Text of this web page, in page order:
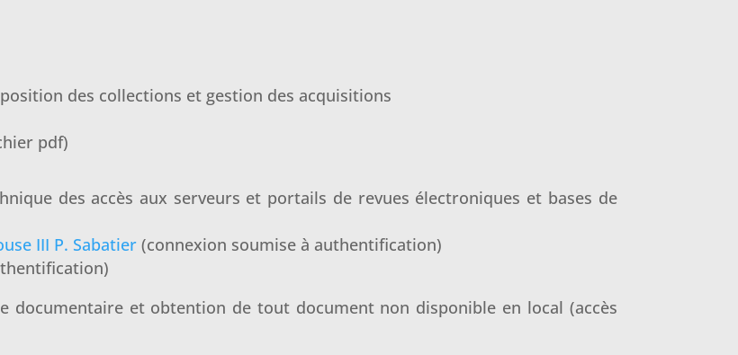
des collections et gestion des acquisitions
pdf)
des accès aux serveurs et portails de revues électroniques et bases de
III P. Sabatier (connexion soumise à authentification)
documentaire et obtention de tout document non disponible en local (accès